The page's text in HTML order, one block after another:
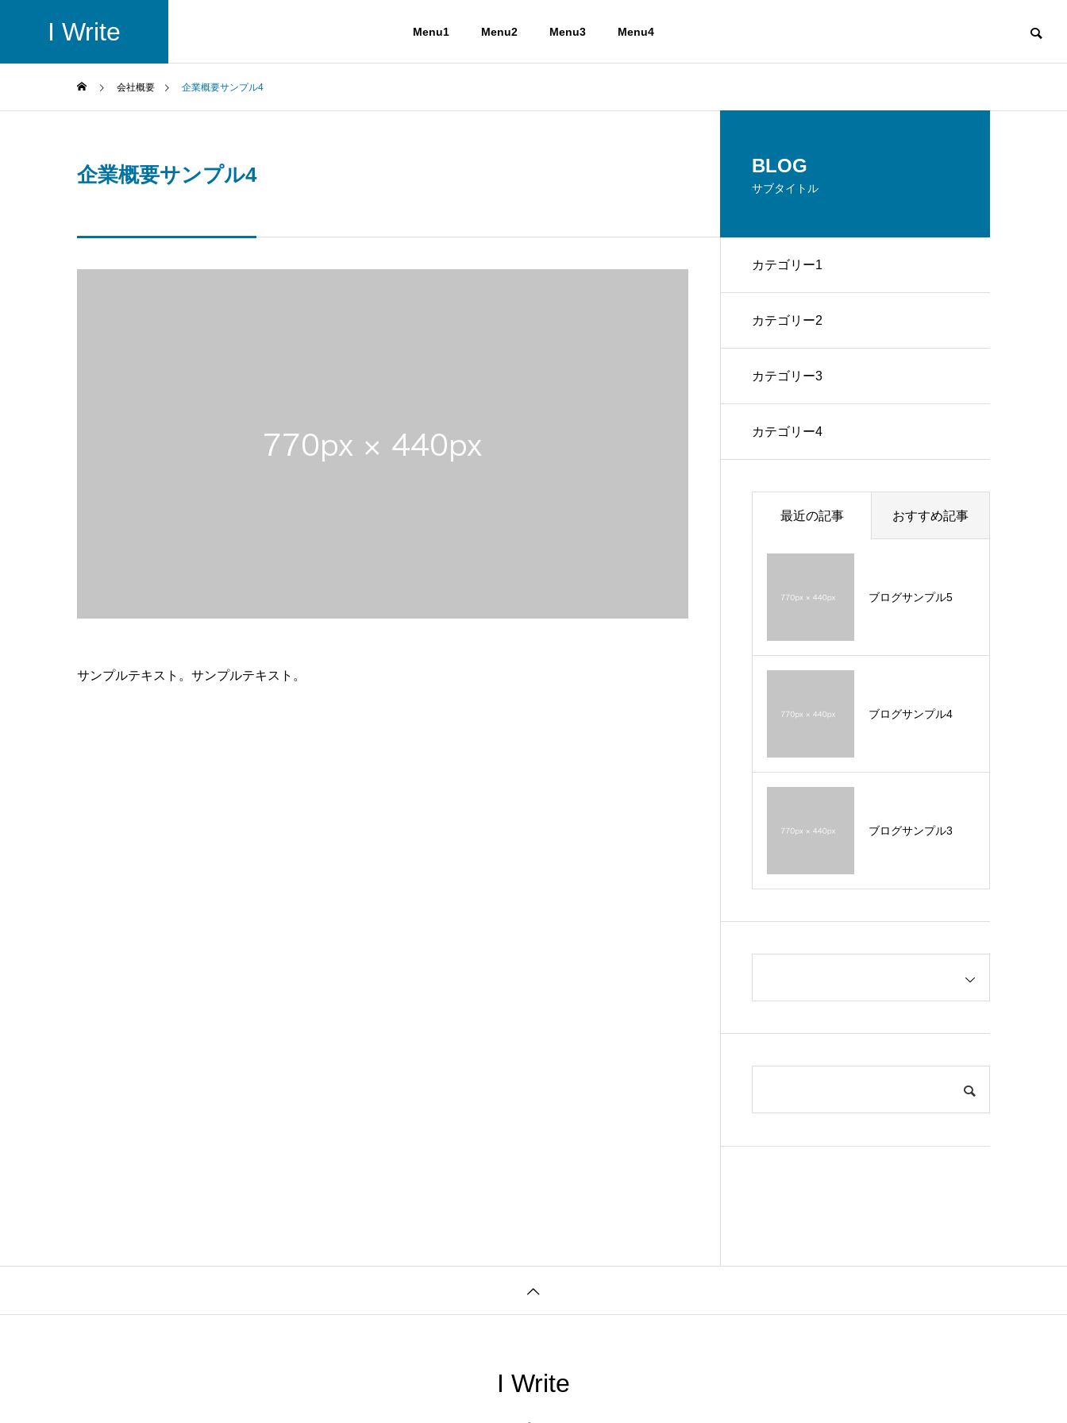
I Write Menu1 Menu2 Menu3 Menu4
会社概要 企業概要サンプル4
企業概要サンプル4
サンプルテキスト。サンプルテキスト。
BLOG
サブタイトル
カテゴリー1
カテゴリー2
カテゴリー3
カテゴリー4
最近の記事 おすすめ記事
ブログサンプル5
ブログサンプル4
ブログサンプル3
I Write